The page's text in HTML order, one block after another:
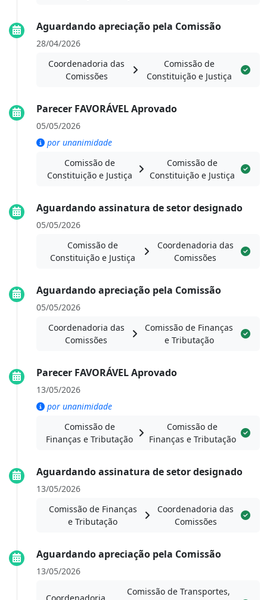
Aguardando apreciação pela Comissão
28/04/2026
Coordenadoria das
Comissões
Comissão de
Constituição e Justiça
Parecer FAVORÁVEL Aprovado
05/05/2026
por unanimidade
Comissão de
Constituição e Justiça
Comissão de
Constituição e Justiça
Aguardando assinatura de setor designado
05/05/2026
Comissão de
Constituição e Justiça
Coordenadoria das
Comissões
Aguardando apreciação pela Comissão
05/05/2026
Coordenadoria das
Comissões
Comissão de Finanças
e Tributação
Parecer FAVORÁVEL Aprovado
13/05/2026
por unanimidade
Comissão de
Finanças e Tributação
Comissão de
Finanças e Tributação
Aguardando assinatura de setor designado
13/05/2026
Comissão de Finanças
e Tributação
Coordenadoria das
Comissões
Aguardando apreciação pela Comissão
13/05/2026
Coordenadoria
Comissão de Transportes,